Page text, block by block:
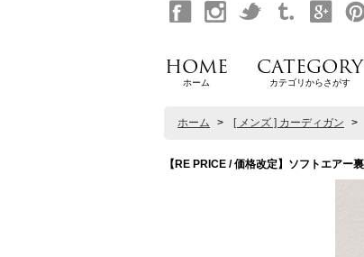
HOME
ホーム
CATEGORY
カテゴリからさがす
ホーム > [ メンズ ] カーディガン >
【RE PRICE / 価格改定】ソフトエア